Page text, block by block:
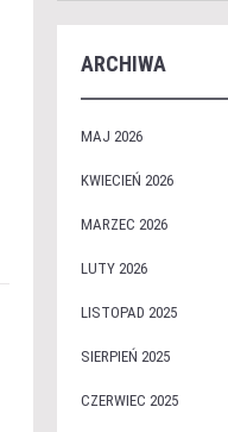
ARCHIWA
MAJ 2026
KWIECIEŃ 2026
MARZEC 2026
LUTY 2026
LISTOPAD 2025
SIERPIEŃ 2025
CZERWIEC 2025